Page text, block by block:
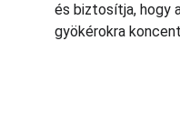
és biztosítja, hogy
gyökérokra